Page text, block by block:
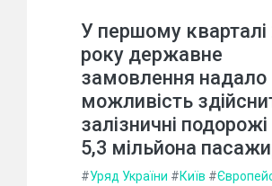
У першому кварталі
року державне
замовлення надало
можливість
залізничні
5,3 мільйона
#Уряд України #Київ #